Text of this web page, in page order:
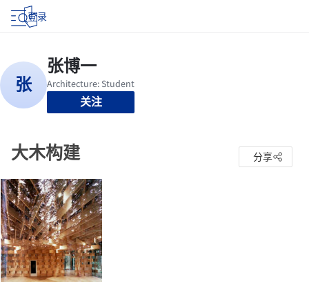
登录
关注
大木构建 分享